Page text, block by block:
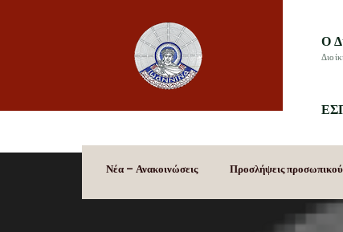
Ο
Νέα – Ανακοινώσεις Προσλήψεις προσωπικού